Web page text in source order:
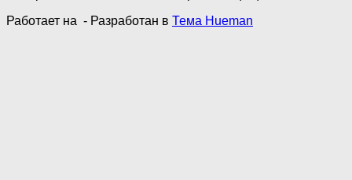
Работает на - Разработан в Тема Hueman